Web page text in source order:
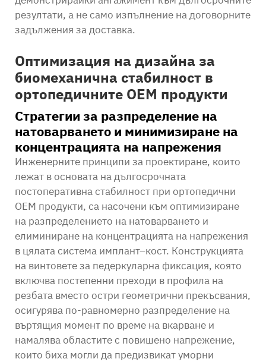
резултати, а не само изпълнение на договорните
задължения за доставка.
Оптимизация на дизайна за
биомеханична стабилност в
ортопедичните OEM продукти
Стратегии за разпределение на
натоварването и минимизиране на
концентрацията на напрежения
Инженерните принципи за проектиране, които
лежат в основата на дългосрочната
постоперативна стабилност при ортопедични
OEM продукти, са насочени към оптимизиране
на разпределението на натоварването и
елиминиране на концентрацията на напрежения
в цялата система имплант–кост. Конструкцията
на винтовете за педеркуларна фиксация, която
включва постепенни преходи в профила на
резбата вместо остри геометрични прекъсвания,
осигурява по-равномерно разпределение на
въртящия момент по време на вкарване и
намалява областите с повишено напрежение,
които биха могли да предизвикат уморни